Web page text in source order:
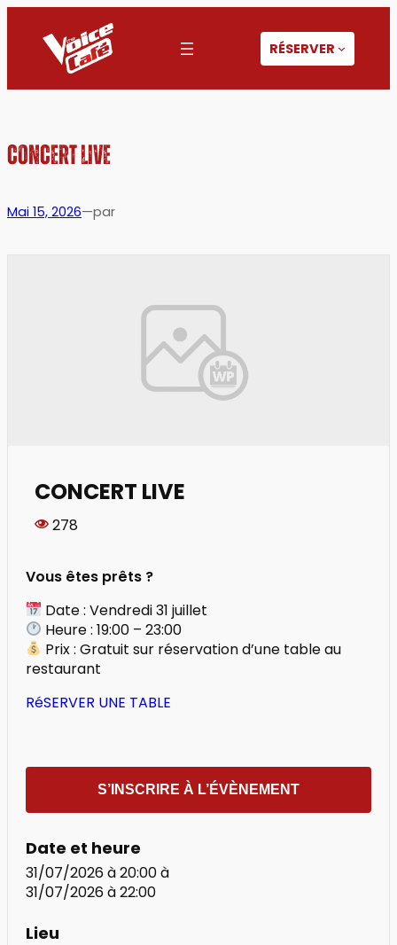
contenu
RÉSERVER
CONCERT LIVE
Mai 15, 2026—par
CONCERT LIVE
278
Vous êtes prêts ?
Date : Vendredi 31 juillet
Heure : 19:00 – 23:00
Prix : Gratuit sur réservation d’une table au
restaurant
RéSERVER UNE TABLE
S’INSCRIRE À L’ÉVÈNEMENT
Date et heure
31/07/2026 à 20:00à
31/07/2026 à 22:00
Lieu